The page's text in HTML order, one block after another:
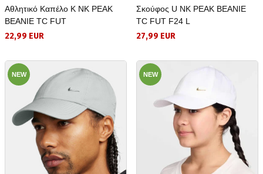
Αθλητικό Καπέλο K NK PEAK
BEANIE TC FUT
22,99 EUR
Σκούφος U NK PEAK BEANIE
TC FUT F24 L
27,99 EUR
NEW NEW